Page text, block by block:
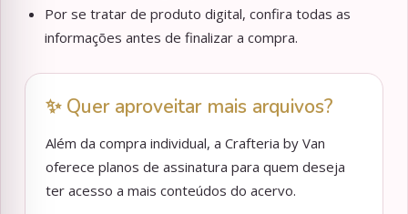
Por se tratar de produto digital, confira todas as
informações antes de finalizar a compra.
✨ Quer aproveitar mais arquivos?
Além da compra individual, a Crafteria by Van
oferece planos de assinatura para quem deseja
ter acesso a mais conteúdos do acervo.